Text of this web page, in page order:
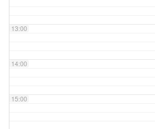
13:00
14:00
15:00